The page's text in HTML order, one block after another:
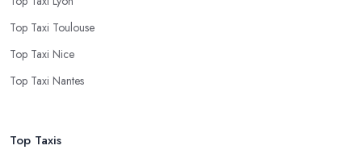
Top Taxi Toulouse
Top Taxi Nice
Top Taxi Nantes
Top Taxis